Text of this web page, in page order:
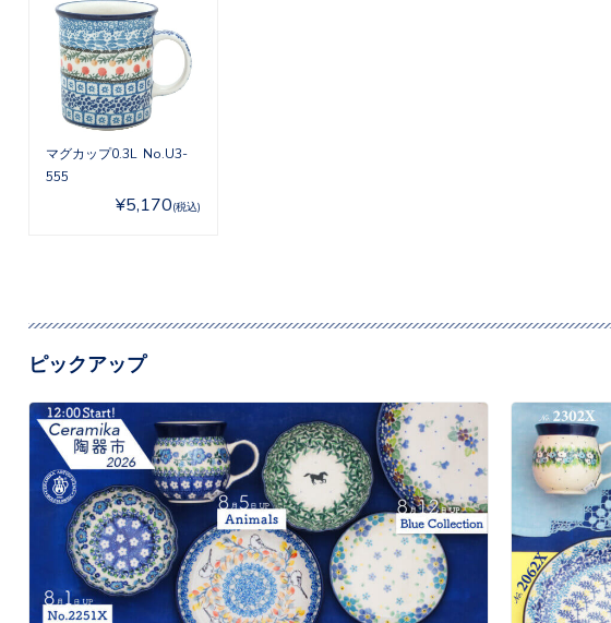
マグカップ0.3L No.U3-
555
¥5,170 (税込)
ピックアップ